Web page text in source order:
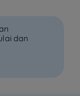
dan